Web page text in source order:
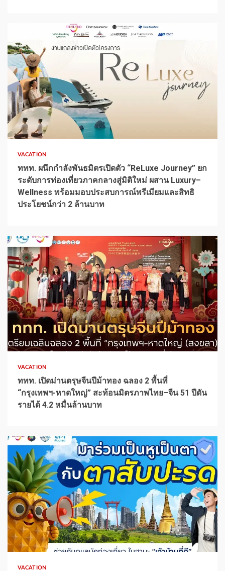
1 min read
VACATION
ททท. ผนึกกำลังพันธมิตรเปิดตัว “ReLuxe Journey” ยก
ระดับการท่องเที่ยวภาคกลางสู่มิติใหม่ ผสาน Luxury–
Wellness พร้อมมอบประสบการณ์พรีเมียมและสิทธิ
ประโยชน์กว่า 2 ล้านบาท
VACATION
ททท. เปิดม่านตรุษจีนปีม้าทอง ฉลอง 2 พื้นที่
“กรุงเทพฯ-หาดใหญ่” สะท้อนมิตรภาพไทย–จีน 51 ปีดัน
รายได้ 4.2 หมื่นล้านบาท
1 min read
VACATION